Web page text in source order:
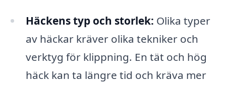
Häckens typ och storlek: Olika typer
av häckar kräver olika tekniker och
verktyg för klippning. En tät och hög
häck kan ta längre tid och kräva mer